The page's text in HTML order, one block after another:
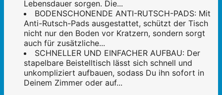
Lebensdauer sorgen. Die...
BODENSCHONENDE ANTI-RUTSCH-PADS: Mit
Anti-Rutsch-Pads ausgestattet, schützt der Tisch
nicht nur den Boden vor Kratzern, sondern sorgt
auch für zusätzliche...
SCHNELLER UND EINFACHER AUFBAU: Der
stapelbare Beistelltisch lässt sich schnell und
unkompliziert aufbauen, sodass Du ihn sofort in
Deinem Zimmer oder auf...